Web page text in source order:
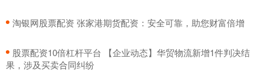
​淘银网股票配资 张家港期货配资：安全可靠，助您财富倍增
​股票配资10倍杠杆平台 【企业动态】华贸物流新增1件判决结
果，涉及买卖合同纠纷